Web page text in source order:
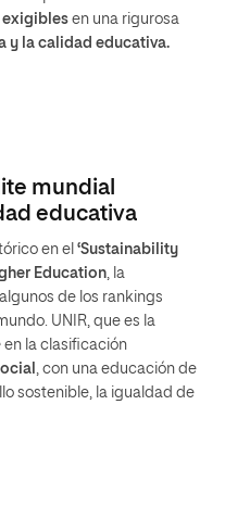
exigibles en una rigurosa
y la calidad educativa.
mundial
educativa
en el ‘Sustainability
Education, la
de los rankings
UNIR, que es la
en la clasificación
, con una educación de
sostenible, la igualdad de